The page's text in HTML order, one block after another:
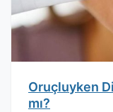
Oruçluyken
mı?